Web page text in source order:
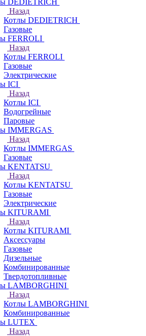
DEDIETRICH
Назад
Котлы DEDIETRICH
Газовые
FERROLI
Назад
Котлы FERROLI
Газовые
Электрические
ICI
Назад
Котлы ICI
Водогрейные
Паровые
IMMERGAS
Назад
Котлы IMMERGAS
Газовые
KENTATSU
Назад
Котлы KENTATSU
Газовые
Электрические
KITURAMI
Назад
Котлы KITURAMI
Аксессуары
Газовые
Дизельные
Комбинированные
Твердотопливные
LAMBORGHINI
Назад
Котлы LAMBORGHINI
Комбинированные
LUTEX
Назад